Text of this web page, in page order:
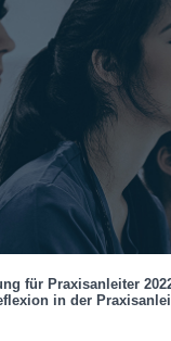
für Praxisanleiter
in der